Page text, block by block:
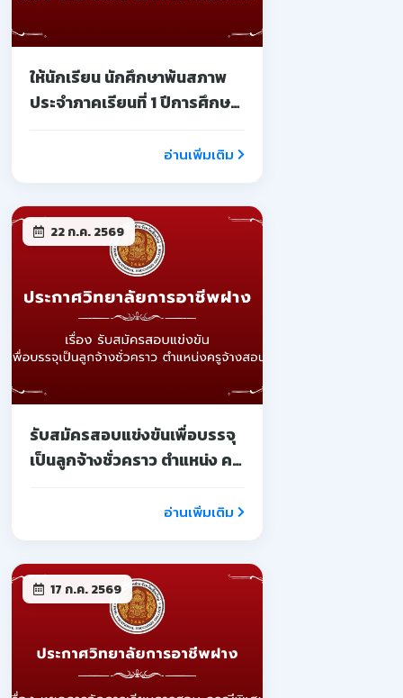
ให้นักเรียน นักศึกษาพ้นสภาพ
ประจำภาคเรียนที่ 1 ปีการศึกษา
อ่านเพิ่มเติม
22 ก.ค. 2569
รับสมัครสอบแข่งขันเพื่อบรรจุ
เป็นลูกจ้างชั่วคราว ตำแหน่ง ครู
อ่านเพิ่มเติม
17 ก.ค. 2569